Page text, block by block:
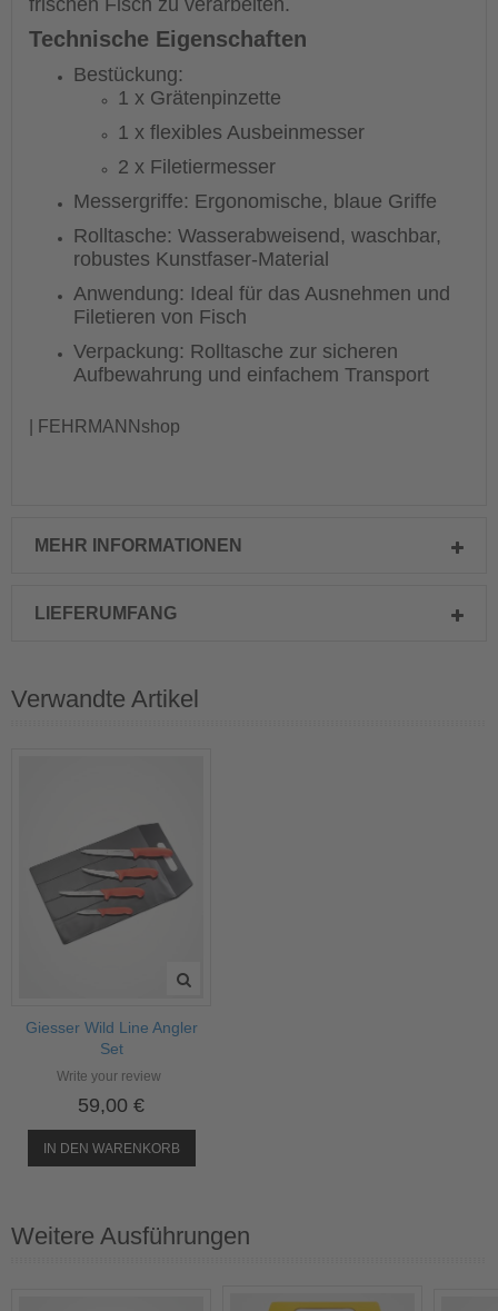
frischen Fisch zu verarbeiten.
Technische Eigenschaften
Bestückung:
1 x Grätenpinzette
1 x flexibles Ausbeinmesser
2 x Filetiermesser
Messergriffe: Ergonomische, blaue Griffe
Rolltasche: Wasserabweisend, waschbar,
robustes Kunstfaser-Material
Anwendung: Ideal für das Ausnehmen und
Filetieren von Fisch
Verpackung: Rolltasche zur sicheren
Aufbewahrung und einfachem Transport
| FEHRMANNshop
MEHR INFORMATIONEN
LIEFERUMFANG
Verwandte Artikel
Giesser Wild Line Angler
Set
Write your review
59,00 €
IN DEN WARENKORB
Weitere Ausführungen